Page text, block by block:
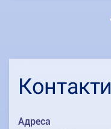
Контакти
Адреса